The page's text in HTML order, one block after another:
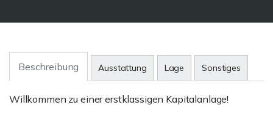
Beschreibung Ausstattung Lage Sonstiges
Willkommen zu einer erstklassigen Kapitalanlage!